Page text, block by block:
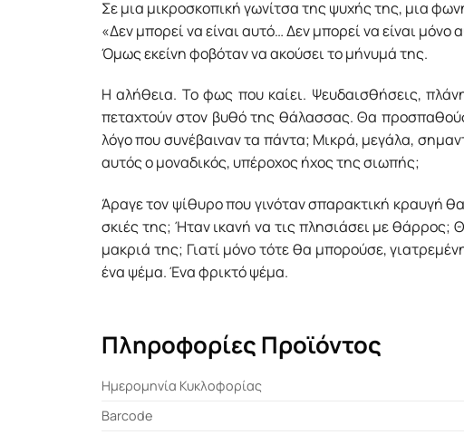
Σε μια μικροσκοπική γωνίτσα της ψυχής της, μια
«Δεν μπορεί να είναι αυτό… Δεν μπορεί να είναι μόνο
Όμως εκείνη φοβόταν να ακούσει το μήνυμά της.
Η αλήθεια. Το φως που καίει. Ψευδαισθήσεις,
πεταχτούν στον βυθό της θάλασσας. Θα
λόγο που συνέβαιναν τα πάντα; Μικρά, μεγάλα,
αυτός ο μοναδικός, υπέροχος ήχος της σιωπής;
Άραγε τον ψίθυρο που γινόταν σπαρακτική κραυγή
σκιές της; Ήταν ικανή να τις πλησιάσει με θάρρος;
μακριά της; Γιατί μόνο τότε θα μπορούσε,
ένα ψέμα. Ένα φρικτό ψέμα.
Πληροφορίες Προϊόντος
Ημερομηνία Κυκλοφορίας
Barcode